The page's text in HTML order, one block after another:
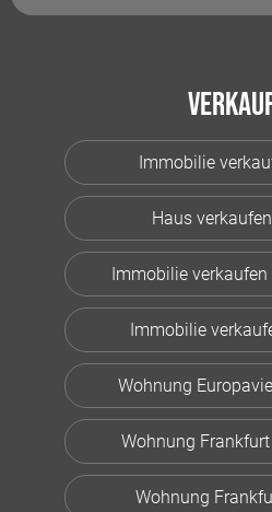
Immobilie
Haus
Immobilie
Immobilie
Wohnung
Wohnung
Wohnung